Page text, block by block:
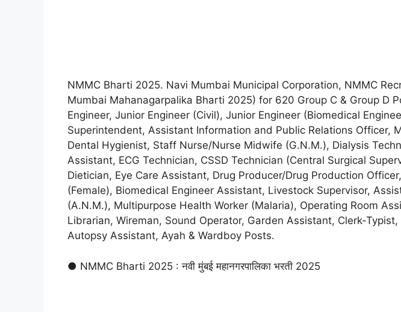
NMMC Bharti 2025. Navi Mumbai Municipal Corporation, NMMC
Mumbai Mahanagarpalika Bharti 2025) for 620 Group C & Group D
Engineer, Junior Engineer (Civil), Junior Engineer (Biomedical
Superintendent, Assistant Information and Public Relations Officer,
Dental Hygienist, Staff Nurse/Nurse Midwife (G.N.M.), Dialysis
Assistant, ECG Technician, CSSD Technician (Central Surgical
Dietician, Eye Care Assistant, Drug Producer/Drug Production
(Female), Biomedical Engineer Assistant, Livestock Supervisor,
(A.Ν.Μ.), Multipurpose Health Worker (Malaria), Operating Room
Librarian, Wireman, Sound Operator, Garden Assistant, Clerk-
Autopsy Assistant, Ayah & Wardboy Posts.
● NMMC Bharti 2025 : नवी मुंबई महानगरपालिका भरती 2025